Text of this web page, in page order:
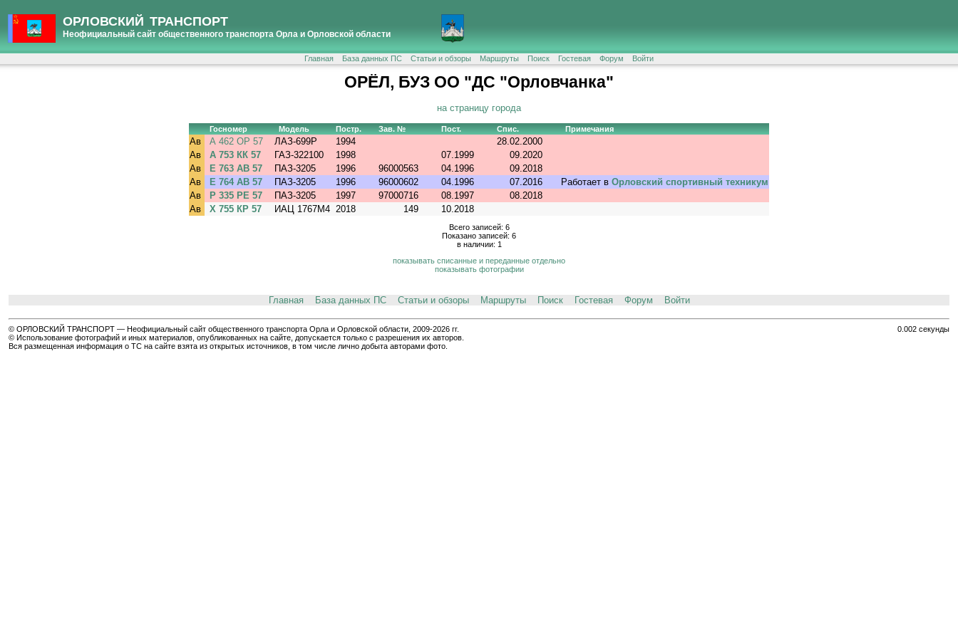
ОРЛОВСКИЙ ТРАНСПОРТ
Неофициальный сайт общественного транспорта Орла и Орловской области
Главная База данных ПС Статьи и обзоры Маршруты Поиск Гостевая Форум Войти
ОРЁЛ, БУЗ ОО "ДС "Орловчанка"
на страницу города
Госномер Модель Постр. Зав. № Пост. Спис. Примечания
Ав А 462 ОР 57 ЛАЗ-699Р 1994
28.02.2000
Ав
А 753 КК 57 ГАЗ-322100 1998 07.1999
09.2020
Ав
Е 763 АВ 57 ПАЗ-3205 1996 96000563 04.1996
09.2018
Ав
Е 764 АВ 57 ПАЗ-3205 1996 96000602 04.1996 07.2016 Работает в Орловский спортивный техникум
Ав
Р 335 РЕ 57 ПАЗ-3205 1997 97000716 08.1997
08.2018
Ав
Х 755 КР 57 ИАЦ 1767M4 2018 149 10.2018
Всего записей: 6
Показано записей: 6
в наличии: 1
показывать списанные и переданные отдельно
показывать фотографии
Главная База данных ПС Статьи и обзоры Маршруты Поиск Гостевая Форум Войти
0.002 секунды
© ОРЛОВСКИЙ ТРАНСПОРТ — Неофициальный сайт общественного транспорта Орла и Орловской области, 2009-2026 гг.
© Использование фотографий и иных материалов, опубликованных на сайте, допускается только с разрешения их авторов.
Вся размещенная информация о ТС на сайте взята из открытых источников, в том числе лично добыта авторами фото.